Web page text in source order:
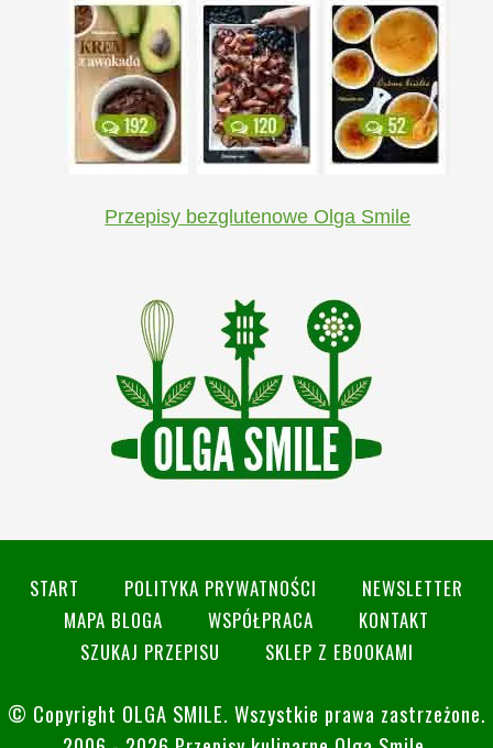
Przepisy bezglutenowe Olga Smile
START POLITYKA PRYWATNOŚCI
NEWSLETTER
MAPA BLOGA
WSPÓŁPRACA
KONTAKT
SZUKAJ PRZEPISU
SKLEP Z EBOOKAMI
© Copyright OLGA SMILE. Wszystkie prawa zastrzeżone.